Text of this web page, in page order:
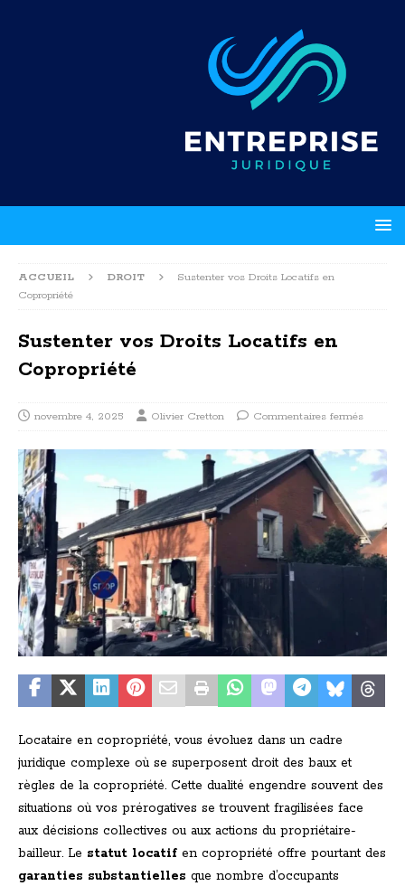
ACCUEIL DROIT
Sustenter vos Droits Locatifs en
Copropriété
Sustenter vos Droits Locatifs en
Copropriété
novembre 4, 2025 Olivier Cretton Commentaires fermés
Locataire en copropriété, vous évoluez dans un cadre
juridique complexe où se superposent droit des baux et
règles de la copropriété. Cette dualité engendre souvent des
situations où vos prérogatives se trouvent fragilisées face
aux décisions collectives ou aux actions du propriétaire-
bailleur. Le statut locatif en copropriété offre pourtant des
garanties substantielles que nombre d’occupants